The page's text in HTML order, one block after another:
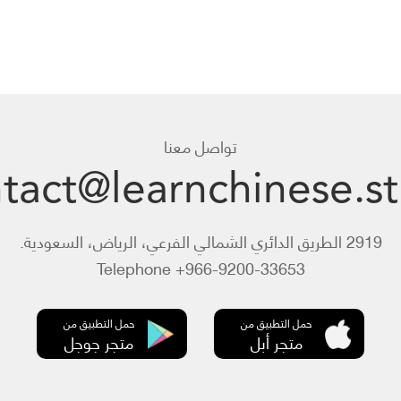
تواصل معنا
2919 الطريق الدائري الشمالي الفرعي، الرياض، السعودية.
Telephone +966-9200-33653
حمل التطبيق من
متجر أبل
حمل التطبيق من
متجر جوجل